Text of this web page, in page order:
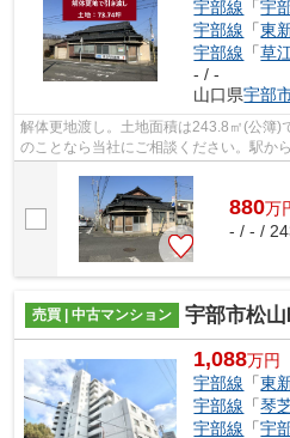
宇部線 「宇
宇部線 「東
宇部線 「草
- / -
山口県宇部
解体更地渡し。土地面積は243.8㎡(公簿)
のことなら当社にご相談ください。駅か
お客様の住まいに求める条件は何です...
880万
- / - /
売買 | 中古マンション 宇部市松山町
1,088万円
宇部線 「東
宇部線 「琴
宇部線 「宇